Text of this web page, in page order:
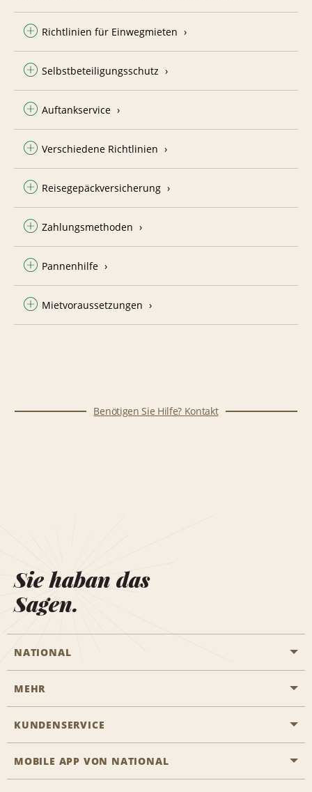
Richtlinien für Einwegmieten
Selbstbeteiligungsschutz
Auftankservice
Verschiedene Richtlinien
Reisegepäckversicherung
Zahlungsmethoden
Pannenhilfe
Mietvoraussetzungen
Benötigen Sie Hilfe? Kontakt
Sie haban das
Sagen.
NATIONAL
Eine Reservierung vornehmen
Das Business Rental Programm
MEHR
Karriere
KUNDENSERVICE
Barrierefreiheit
MOBILE APP VON NATIONAL